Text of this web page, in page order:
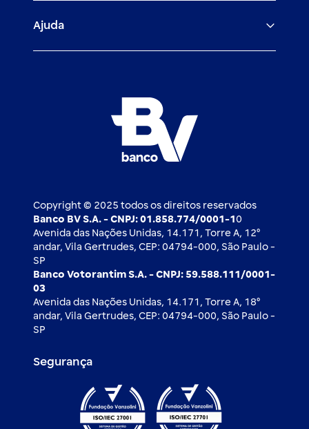
Mercado de Capitais
Câmbio e Comércio exterior
Relação com investidores
Notícias Econômicas
Demais parceiros
Ajuda
Copyright © 2025 todos os direitos reservados
Banco BV S.A. - CNPJ: 01.858.774/0001-1 0
Avenida das Nações Unidas, 14.171, Torre A, 12⁰
andar, Vila Gertrudes, CEP: 04794-000, São Paulo -
SP
Banco Votorantim S.A. - CNPJ: 59.588.111/0001-
03
Avenida das Nações Unidas, 14.171, Torre A, 18⁰
andar, Vila Gertrudes, CEP: 04794-000, São Paulo -
SP
Segurança